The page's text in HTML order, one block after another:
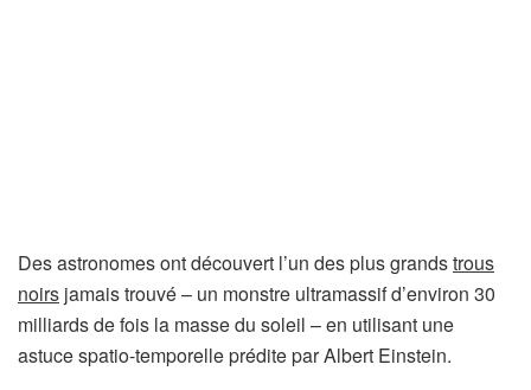
Des astronomes ont découvert l’un des plus grandstrous
noirs jamais trouvé – un monstre ultramassif d’environ 30
milliards de fois la masse du soleil – en utilisant une
astuce spatio-temporelle prédite par Albert Einstein.